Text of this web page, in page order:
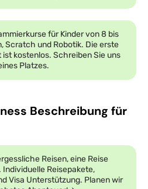
für Kinder von 8 bis
Scratch und Robotik. Die erste
kostenlos. Schreiben Sie uns
Platzes.
Beschreibung für
Reisen, eine Reise
Reisepakete,
Visa Unterstützung. Planen wir